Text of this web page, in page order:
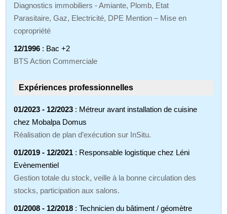
Diagnostics immobiliers - Amiante, Plomb, Etat
Parasitaire, Gaz, Electricité, DPE Mention – Mise en
copropriété
12/1996 : Bac +2
BTS Action Commerciale
Expériences professionnelles
01/2023 - 12/2023 : Métreur avant installation de cuisine
chez Mobalpa Domus
Réalisation de plan d’exécution sur InSitu.
01/2019 - 12/2021 : Responsable logistique chez Léni
Evènementiel
Gestion totale du stock, veille à la bonne circulation des
stocks, participation aux salons.
01/2008 - 12/2018 : Technicien du bâtiment / géomètre